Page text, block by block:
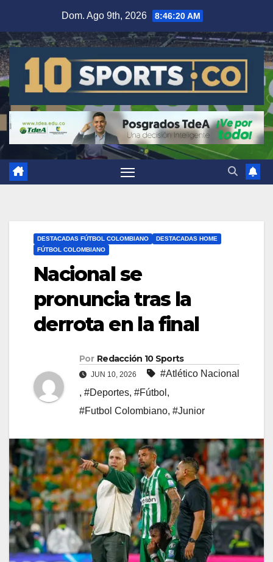
Dom. Ago 9th, 2026 8:46:20 AM
DESTACADAS FÚTBOL COLOMBIANO
DESTACADAS HOME
FÚTBOL COLOMBIANO
Nacional se
pronuncia tras la
derrota en la final
Por Redacción 10 Sports
JUN 10, 2026
#Atlético Nacional
, #Deportes, #Fútbol ,
#Futbol Colombiano, #Junior